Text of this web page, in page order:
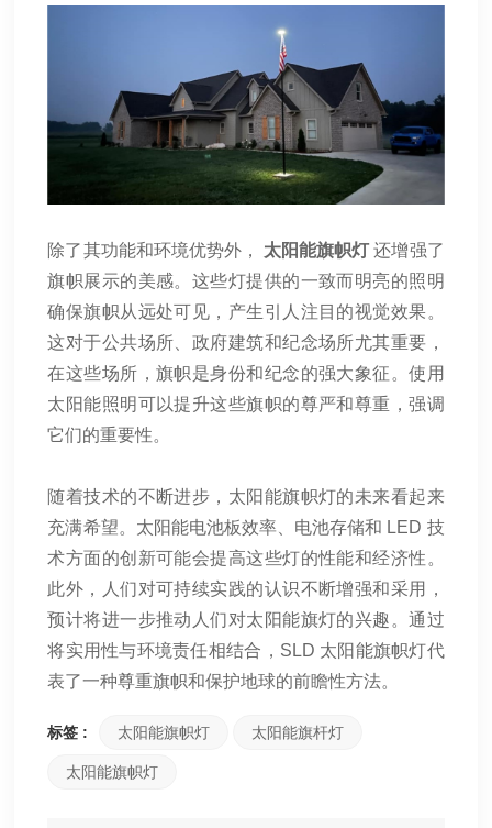
除了其功能和环境优势外， 太阳能旗帜灯还增强了
旗帜展示的美感。这些灯提供的一致而明亮的照明
确保旗帜从远处可见，产生引人注目的视觉效果。
这对于公共场所、政府建筑和纪念场所尤其重要，
在这些场所，旗帜是身份和纪念的强大象征。使用
太阳能照明可以提升这些旗帜的尊严和尊重，强调
它们的重要性。
随着技术的不断进步，太阳能旗帜灯的未来看起来
充满希望。太阳能电池板效率、电池存储和 LED 技
术方面的创新可能会提高这些灯的性能和经济性。
此外，人们对可持续实践的认识不断增强和采用，
预计将进一步推动人们对太阳能旗灯的兴趣。通过
将实用性与环境责任相结合，SLD 太阳能旗帜灯代
表了一种尊重旗帜和保护地球的前瞻性方法。
标签 : 太阳能旗帜灯 太阳能旗杆灯
太阳能旗帜灯